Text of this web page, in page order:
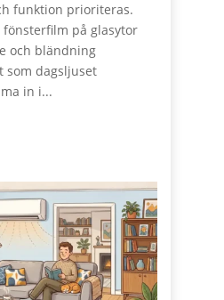
funktion prioriteras.
på glasytor
och bländning
som dagsljuset
in i...